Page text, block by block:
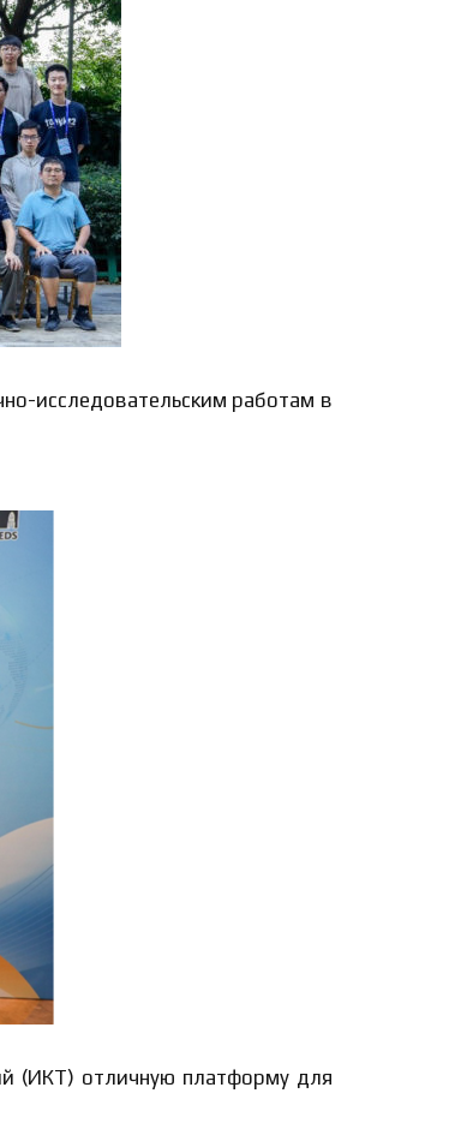
исследовательским работам в
(ИКТ) отличную платформу для